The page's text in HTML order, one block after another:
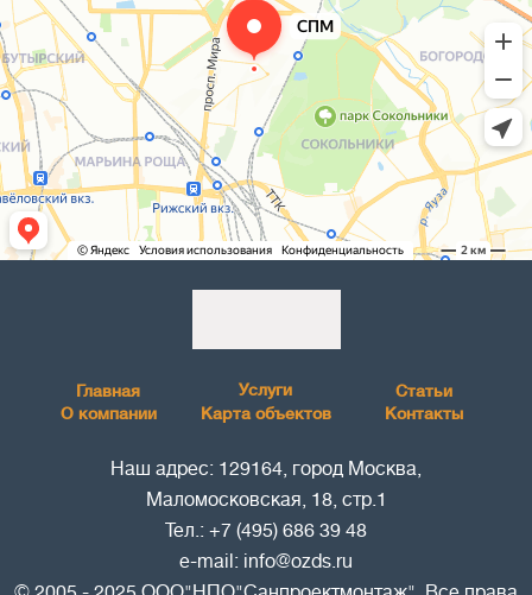
Главная Услуги
Статьи
О компании
Карта объектов Контакты
Наш адрес: 129164, город Москва,
Маломосковская, 18, стр.1
Тел.: +7 (495) 686 39 48
e-mail: info@ozds.ru